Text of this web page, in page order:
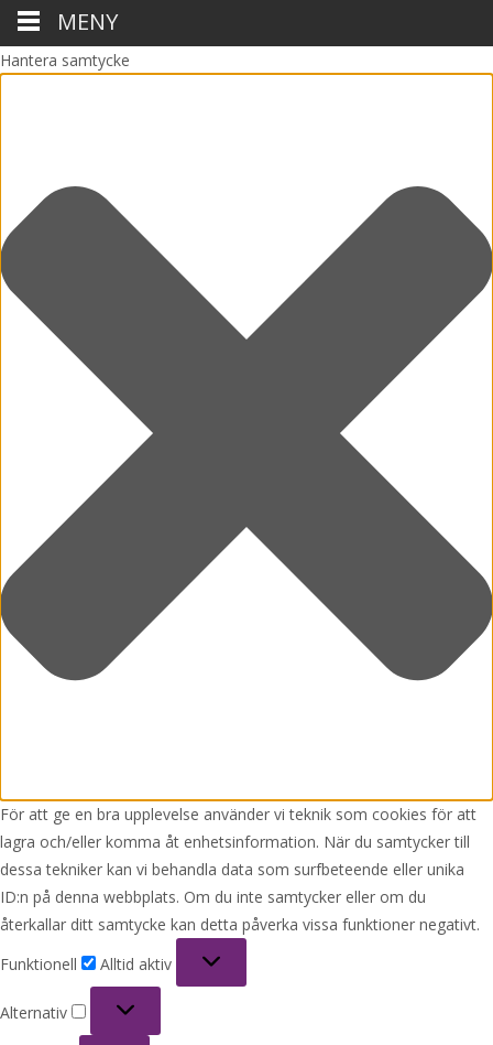
Hantera samtycke
För att ge en bra upplevelse använder vi teknik som cookies för att
lagra och/eller komma åt enhetsinformation. När du samtycker till
dessa tekniker kan vi behandla data som surfbeteende eller unika
ID:n på denna webbplats. Om du inte samtycker eller om du
återkallar ditt samtycke kan detta påverka vissa funktioner negativt.
Funktionell
Alltid aktiv
Alternativ
MENY